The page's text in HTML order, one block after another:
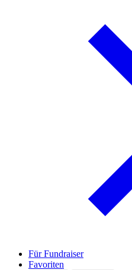
Für Fundraiser
Favoriten